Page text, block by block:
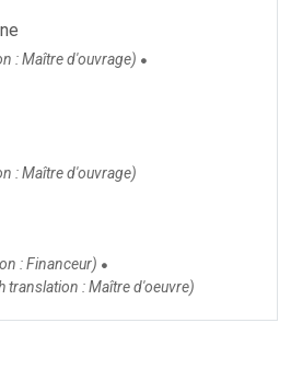
: Maître d'ouvrage) ●
: Maître d'ouvrage)
: Financeur) ●
translation : Maître d'oeuvre)